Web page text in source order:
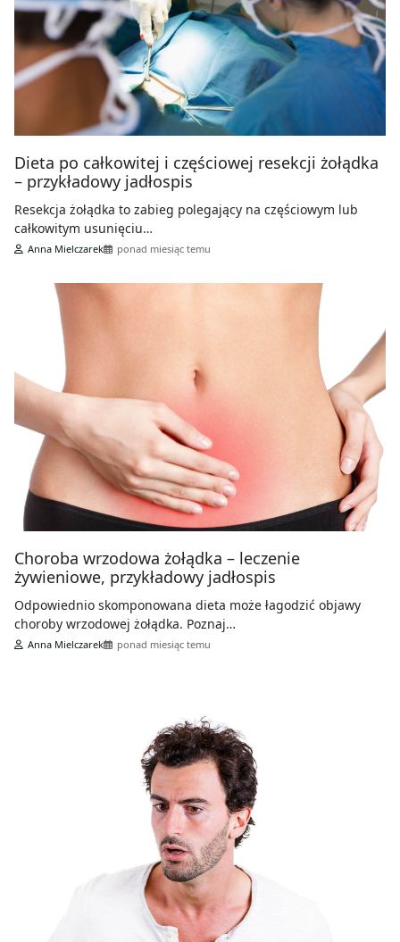
Dieta po całkowitej i częściowej resekcji żołądka
– przykładowy jadłospis
Resekcja żołądka to zabieg polegający na częściowym lub
całkowitym usunięciu…
Anna Mielczarek ponad miesiąc temu
Choroba wrzodowa żołądka – leczenie
żywieniowe, przykładowy jadłospis
Odpowiednio skomponowana dieta może łagodzić objawy
choroby wrzodowej żołądka. Poznaj…
Anna Mielczarek ponad miesiąc temu